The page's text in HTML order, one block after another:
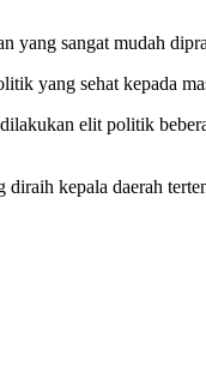
yang sangat mudah
yang sehat kepada
elit politik
kepala daerah